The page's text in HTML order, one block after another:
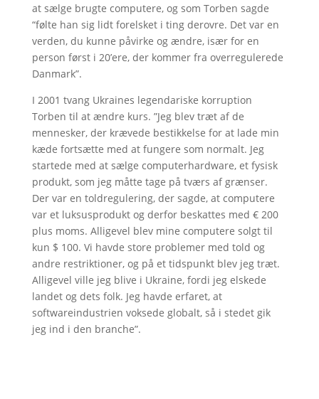
at sælge brugte computere, og som Torben sagde
“følte han sig lidt forelsket i ting derovre. Det var en
verden, du kunne påvirke og ændre, især for en
person først i 20’ere, der kommer fra overregulerede
Danmark”.
I 2001 tvang Ukraines legendariske korruption
Torben til at ændre kurs. ”Jeg blev træt af de
mennesker, der krævede bestikkelse for at lade min
kæde fortsætte med at fungere som normalt. Jeg
startede med at sælge computerhardware, et fysisk
produkt, som jeg måtte tage på tværs af grænser.
Der var en toldregulering, der sagde, at computere
var et luksusprodukt og derfor beskattes med € 200
plus moms. Alligevel blev mine computere solgt til
kun $ 100. Vi havde store problemer med told og
andre restriktioner, og på et tidspunkt blev jeg træt.
Alligevel ville jeg blive i Ukraine, fordi jeg elskede
landet og dets folk. Jeg havde erfaret, at
softwareindustrien voksede globalt, så i stedet gik
jeg ind i den branche”.